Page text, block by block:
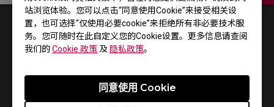
站浏览体验。您可以点击“同意使用Cookie”来接受相关设
置，也可选择“仅使用必要cookie”来拒绝所有非必要技术服
务。您可随时在此自定义您的Cookie设置。更多信息请查阅
我们的Cookie 政策 及 隐私政策。
同意使用 Cookie
1 结果 Default